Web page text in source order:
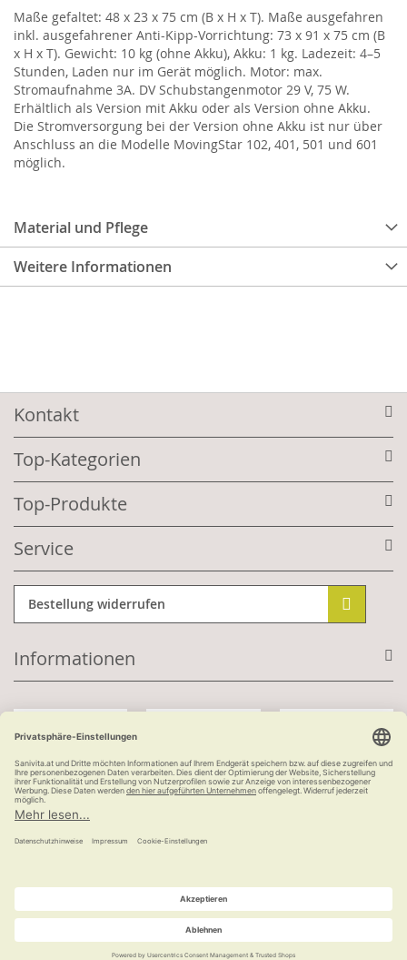
Material und Pflege
Weitere Informationen
Maße gefaltet: 48 x 23 x 75 cm (B x H x T). Maße ausgefahren
inkl. ausgefahrener Anti-Kipp-Vorrichtung: 73 x 91 x 75 cm (B
x H x T). Gewicht: 10 kg (ohne Akku), Akku: 1 kg. Ladezeit: 4–5
Stunden, Laden nur im Gerät möglich. Motor: max.
Stromaufnahme 3A. DV Schubstangenmotor 29 V, 75 W.
Erhältlich als Version mit Akku oder als Version ohne Akku.
Die Stromversorgung bei der Version ohne Akku ist nur über
Anschluss an die Modelle MovingStar 102, 401, 501 und 601
möglich.
Kontakt
Top-Kategorien
Top-Produkte
Service
Bestellung widerrufen
Informationen
Kauf auf Rechnung
versandkostenfrei